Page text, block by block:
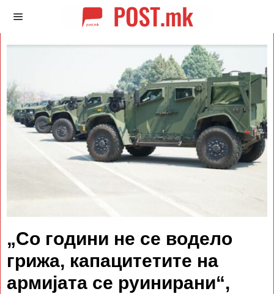
„Со години не се водело
грижа, капацитетите на
армијата се руинирани“,